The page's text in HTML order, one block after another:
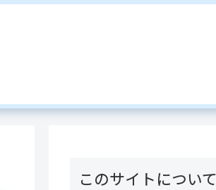
このサイトについて